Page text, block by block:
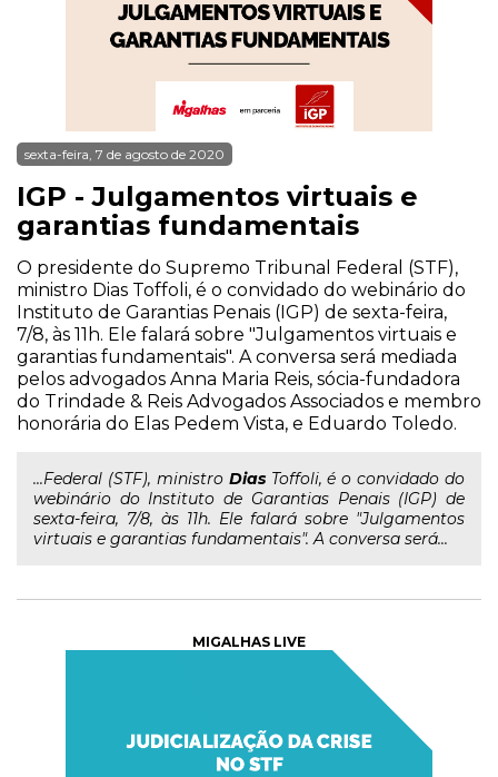
sexta-feira, 7 de agosto de 2020
IGP - Julgamentos virtuais e
garantias fundamentais
O presidente do Supremo Tribunal Federal (STF),
ministro Dias Toffoli, é o convidado do webinário do
Instituto de Garantias Penais (IGP) de sexta-feira,
7/8, às 11h. Ele falará sobre "Julgamentos virtuais e
garantias fundamentais". A conversa será mediada
pelos advogados Anna Maria Reis, sócia-fundadora
do Trindade & Reis Advogados Associados e membro
honorária do Elas Pedem Vista, e Eduardo Toledo.
...Federal (STF), ministro DiasToffoli, é o convidado do
webinário do Instituto de Garantias Penais (IGP) de
sexta-feira, 7/8, às 11h. Ele falará sobre "Julgamentos
virtuais e garantias fundamentais". A conversa será...
MIGALHAS LIVE